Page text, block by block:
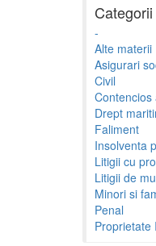
-
Alte materii
Asigurari
Civil
Contencios
Drept
Faliment
Insolventa
Litigii cu
Litigii de
Minori si
Penal
Proprietate